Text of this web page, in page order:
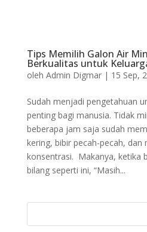
Tips Memilih Galon Air
Berkualitas untuk
oleh Admin Digmar| 15 Sep,
Sudah menjadi pengetahuan
penting bagi manusia. Tidak
beberapa jam saja sudah
kering, bibir pecah-pecah, dan
konsentrasi. Makanya, ketika
bilang seperti ini, “Masih...